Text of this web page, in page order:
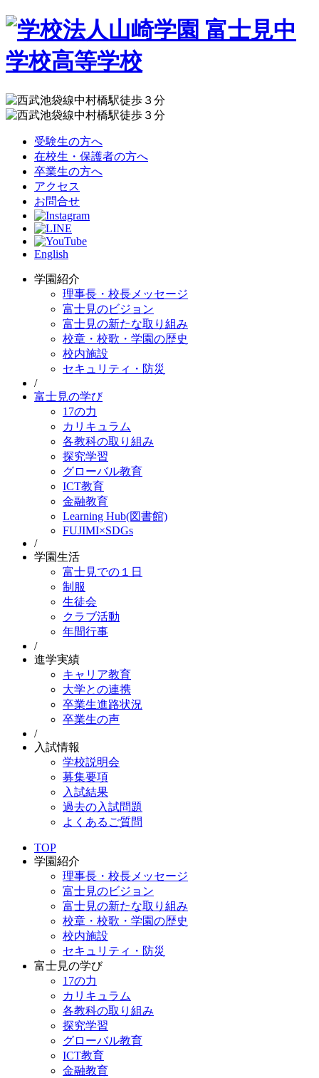
受験生の方へ
在校生・保護者の方へ
卒業生の方へ
アクセス
お問合せ
English
学園紹介
理事長・校長メッセージ
富士見のビジョン
富士見の新たな取り組み
校章・校歌・学園の歴史
校内施設
セキュリティ・防災
/
富士見の学び
17の力
カリキュラム
各教科の取り組み
探究学習
グローバル教育
ICT教育
金融教育
Learning Hub(図書館)
FUJIMI×SDGs
/
学園生活
富士見での１日
制服
生徒会
クラブ活動
年間行事
/
進学実績
キャリア教育
大学との連携
卒業生進路状況
卒業生の声
/
入試情報
学校説明会
募集要項
入試結果
過去の入試問題
よくあるご質問
TOP
学園紹介
理事長・校長メッセージ
富士見のビジョン
富士見の新たな取り組み
校章・校歌・学園の歴史
校内施設
セキュリティ・防災
富士見の学び
17の力
カリキュラム
各教科の取り組み
探究学習
グローバル教育
ICT教育
金融教育